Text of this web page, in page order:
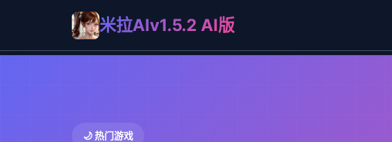
米拉AIv1.5.2 AI版
🌙 热门游戏